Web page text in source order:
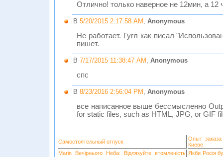
Отлично! только наверное не 12мин, а 12
В 5/20/2015 2:17:58 AM , Anonymous
Не работает. Гугл как писал
пишет.
В 7/17/2015 11:38:47 AM , Anonymous
спс
В 8/23/2016 2:56:04 PM , Anonymous
все написанное выше бессмысленно
for static files, such as HTML, JPG, or GIF
Самостоятельный отпуск
Опыт
Киеве
Магія Вечірнього Неба: Відлякуйте втомленість Якби Росія